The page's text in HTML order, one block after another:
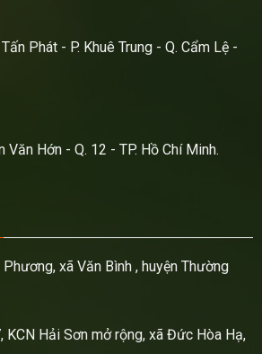
Phát - P. Khuê Trung - Q. Cẩm Lệ -
Hớn - Q. 12 - TP. Hồ Chí Minh.
xã Văn Bình , huyện Thường
KCN Hải Sơn mở rộng, xã Đức Hòa Hạ,